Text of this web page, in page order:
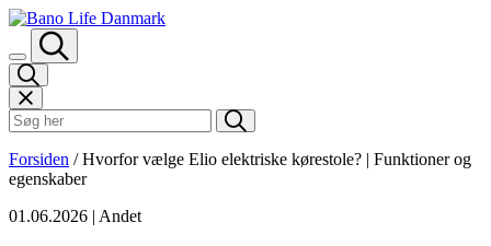
Spring til indhold
Søk i Bano Life
Forsiden /Hvorfor vælge Elio elektriske kørestole? | Funktioner og
egenskaber
01.06.2026 | Andet